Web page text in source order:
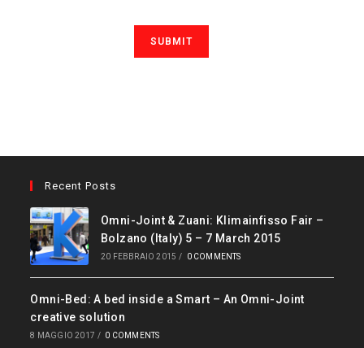
Recent Posts
Omni-Joint & Zuani: Klimainfisso Fair –
Bolzano (Italy) 5 – 7 March 2015
20 FEBBRAIO 2015 / 0 COMMENTS
Omni-Bed: A bed inside a Smart – An Omni-Joint
creative solution
8 MAGGIO 2017 / 0 COMMENTS